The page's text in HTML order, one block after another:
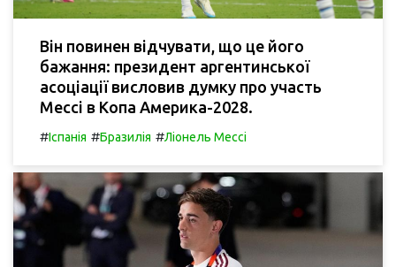
Він повинен відчувати, що це його
бажання: президент аргентинської
асоціації висловив думку про участь
Мессі в Копа Америка-2028.
#Іспанія #Бразилія #Ліонель Мессі